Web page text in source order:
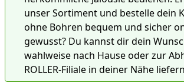
unser Sortiment und bestelle dein
ohne Bohren bequem und sicher
gewusst? Du kannst dir dein
wahlweise nach Hause oder zur
ROLLER-Filiale in deiner Nähe